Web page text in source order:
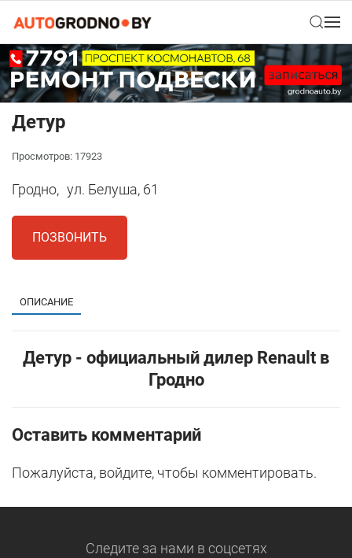
Детур
Просмотров: 17923
Гродно, ул. Белуша, 61
ПОЗВОНИТЬ
ОПИСАНИЕ
Детур - официальный дилер Renault в
Гродно
Оставить комментарий
Пожалуйста, войдите, чтобы комментировать.
Следите за нами в соцсетях